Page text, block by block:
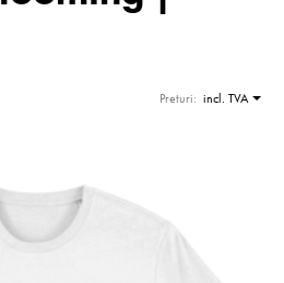
Preturi: incl. TVA